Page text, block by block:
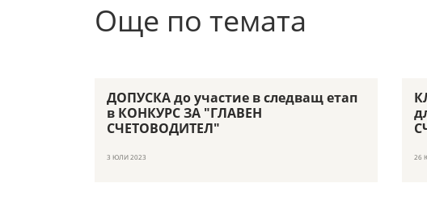
Още по темата
ДОПУСКА до участие в следващ етап
в КОНКУРС ЗА "ГЛАВЕН
СЧЕТОВОДИТЕЛ"
3 ЮЛИ 2023 26